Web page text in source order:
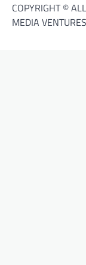
COPYRIGHT ©
MEDIA